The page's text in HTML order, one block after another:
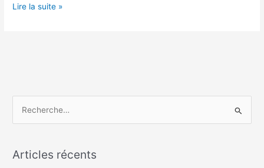
Netflix
Lire la suite »
h
Articles récents